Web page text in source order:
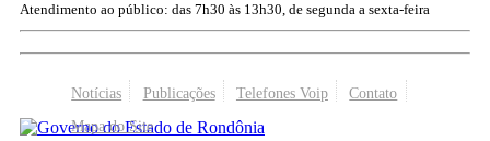
Atendimento ao público: das 7h30 às 13h30, de segunda a sexta-feira
Notícias Publicações Telefones Voip
Contato
Mapa do Site